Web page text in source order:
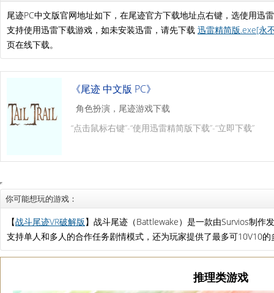
尾迹PC中文版官网地址如下，在尾迹官方下载地址点右键，选使用迅
支持使用迅雷下载游戏，如未安装迅雷，请先下载 迅雷精简版.exe[永
页在线下载。
《尾迹 中文版 PC》
角色扮演，尾迹游戏下载
“点击鼠标右键”-“使用迅雷精简版下载”-“立即下载”
你可能想玩的游戏：
【战斗尾迹VR破解版】战斗尾迹（Battlewake）是一款由Survios制作
支持单人和多人的合作任务剧情模式，还为玩家提供了最多可10V10的
推理类游戏